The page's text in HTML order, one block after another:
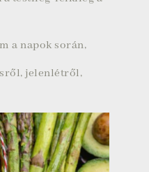
a napok során,
jelenlétről,